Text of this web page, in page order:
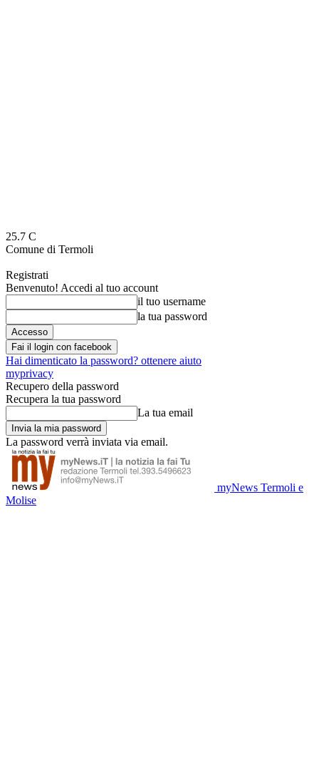
25.7 C
Comune di Termoli
Registrati
Benvenuto! Accedi al tuo account
il tuo username
la tua password
Fai il login con facebook
Hai dimenticato la password? ottenere aiuto
myprivacy
Recupero della password
Recupera la tua password
La tua email
La password verrà inviata via email.
myNews Termoli e
Molise